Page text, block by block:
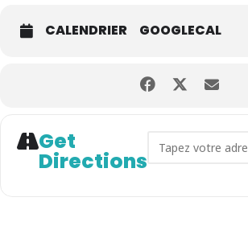
CALENDRIER GOOGLECAL
Get
Directions
Address -